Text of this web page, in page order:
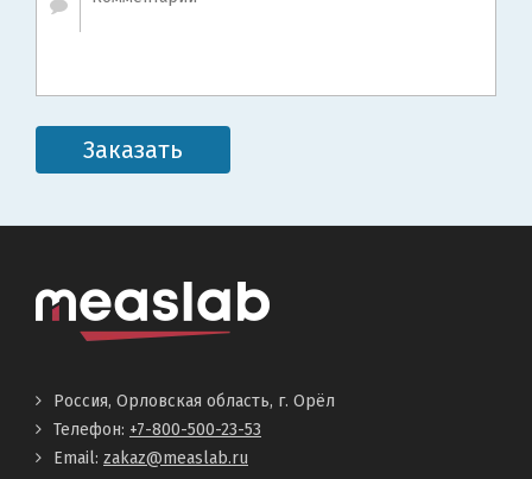
Заказать
Россия, Орловская область, г. Орёл
Телефон: +7-800-500-23-53
Email: zakaz@measlab.ru